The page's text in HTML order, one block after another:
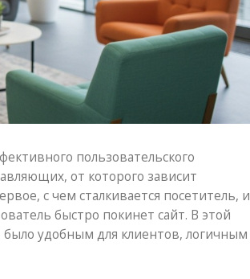
пользовательского
от которого зависит
с чем сталкивается посетитель, и
быстро покинет сайт. В этой
удобным для клиентов, логичным